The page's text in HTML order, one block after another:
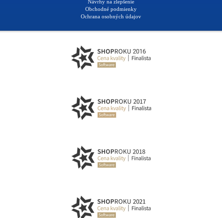
Návrhy na zlepšenie
Obchodné podmienky
Ochrana osobných údajov